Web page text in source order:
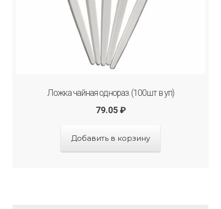
Ложка чайная однораз. (100шт в уп)
79.05 ₽
Добавить в корзину